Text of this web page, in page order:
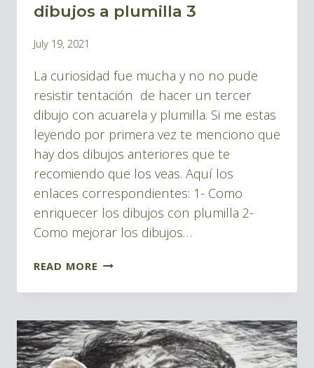
TINTA
DIBUJOS
dibujos a plumilla 3
By
Montes
July 19, 2021
La curiosidad fue mucha y no no pude
resistir tentación de hacer un tercer
dibujo con acuarela y plumilla. Si me estas
leyendo por primera vez te menciono que
hay dos dibujos anteriores que te
recomiendo que los veas. Aquí los
enlaces correspondientes: 1- Como
enriquecer los dibujos con plumilla 2-
Como mejorar los dibujos…
READ MORE COMPROBANDO
LOS
​
DIBUJOS